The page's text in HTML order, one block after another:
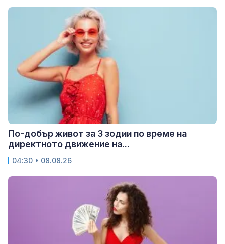
По-добър живот за 3 зодии по време на
директното движение на...
04:30 • 08.08.26